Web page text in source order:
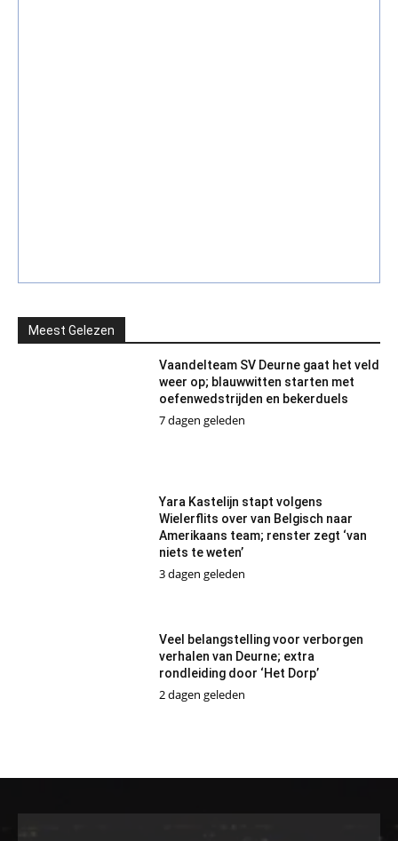
Meest Gelezen
Vaandelteam SV Deurne gaat het veld
weer op; blauwwitten starten met
oefenwedstrijden en bekerduels
7 dagen geleden
Yara Kastelijn stapt volgens
Wielerflits over van Belgisch naar
Amerikaans team; renster zegt ‘van
niets te weten’
3 dagen geleden
Veel belangstelling voor verborgen
verhalen van Deurne; extra
rondleiding door ‘Het Dorp’
2 dagen geleden